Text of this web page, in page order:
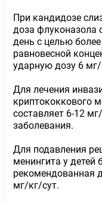
При кандидозе
доза флуконазола
день с целью
равновесной
ударную дозу 6 мг/
Для лечения
криптококкового
составляет 6-12
заболевания.
Для подавления
менингита у
рекомендованная
мг/кг/сут.